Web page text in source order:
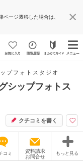
ージ遷移した場合は、
プフォトスタジオ
シップフォトス
クチコミを書く
コミ
資料請求
お問合せ
もっと見る